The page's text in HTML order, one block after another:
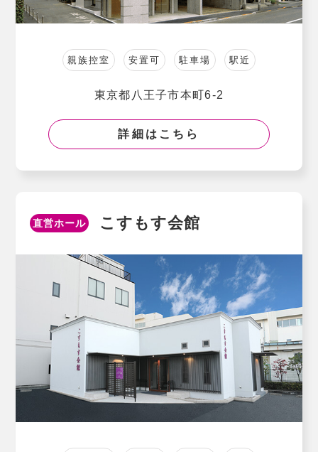
親族控室 安置可 駐車場 駅近
東京都八王子市本町6-2
詳細はこちら
直営ホール こすもす会館